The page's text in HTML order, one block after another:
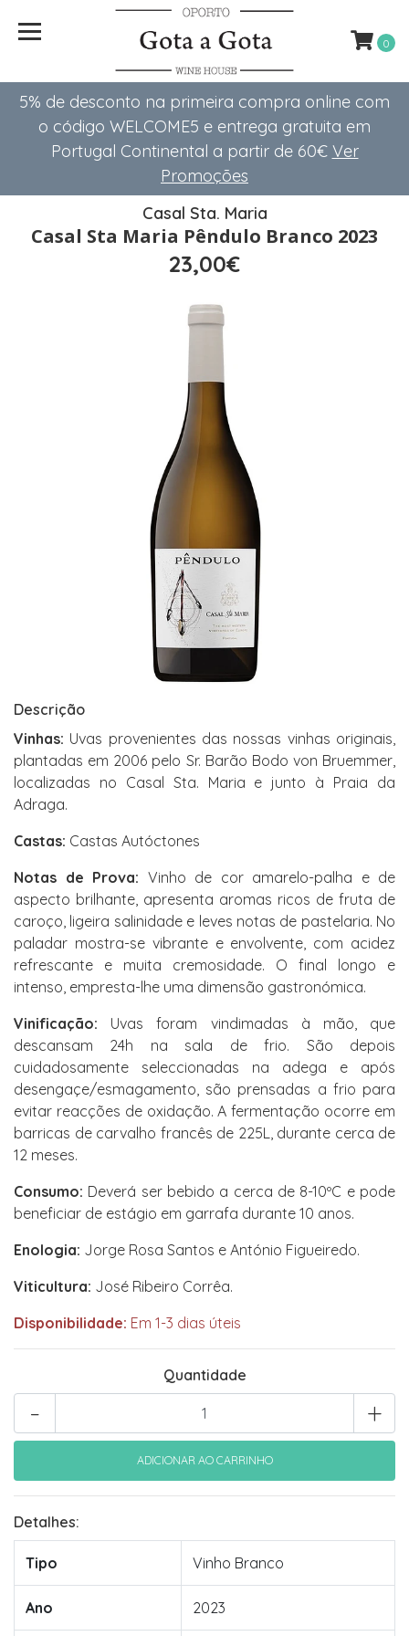
5% de desconto na primeira compra online com
o código WELCOME5 e entrega gratuita em
Portugal Continental a partir de 60€ Ver
Promoções
0
Casal Sta. Maria
Casal Sta Maria Pêndulo Branco 2023
23,00€
Descrição
Vinhas: Uvas provenientes das nossas vinhas originais,
plantadas em 2006 pelo Sr. Barão Bodo von Bruemmer,
localizadas no Casal Sta. Maria e junto à Praia da
Adraga.
Castas: Castas Autóctones
Notas de Prova: Vinho de cor amarelo-palha e de
aspecto brilhante, apresenta aromas ricos de fruta de
caroço, ligeira salinidade e leves notas de pastelaria. No
paladar mostra-se vibrante e envolvente, com acidez
refrescante e muita cremosidade. O final longo e
intenso, empresta-lhe uma dimensão gastronómica.
Vinificação: Uvas foram vindimadas à mão, que
descansam 24h na sala de frio. São depois
cuidadosamente seleccionadas na adega e após
desengaçe/esmagamento, são prensadas a frio para
evitar reacções de oxidação. A fermentação ocorre em
barricas de carvalho francês de 225L, durante cerca de
12 meses.
Consumo: Deverá ser bebido a cerca de 8-10ºC e pode
beneficiar de estágio em garrafa durante 10 anos.
Enologia: Jorge Rosa Santos e António Figueiredo.
Viticultura: José Ribeiro Corrêa.
Disponibilidade: Em 1-3 dias úteis
Quantidade
+
-
Detalhes:
Tipo Vinho Branco
Ano 2023